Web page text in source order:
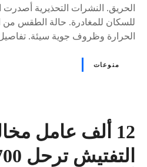
الحريق. النشرات التحذيرية
للسكان للمغادرة. حالة الطقس من
الحرارة وظروف جوية سيئة.
منوعات
12 ألف عامل